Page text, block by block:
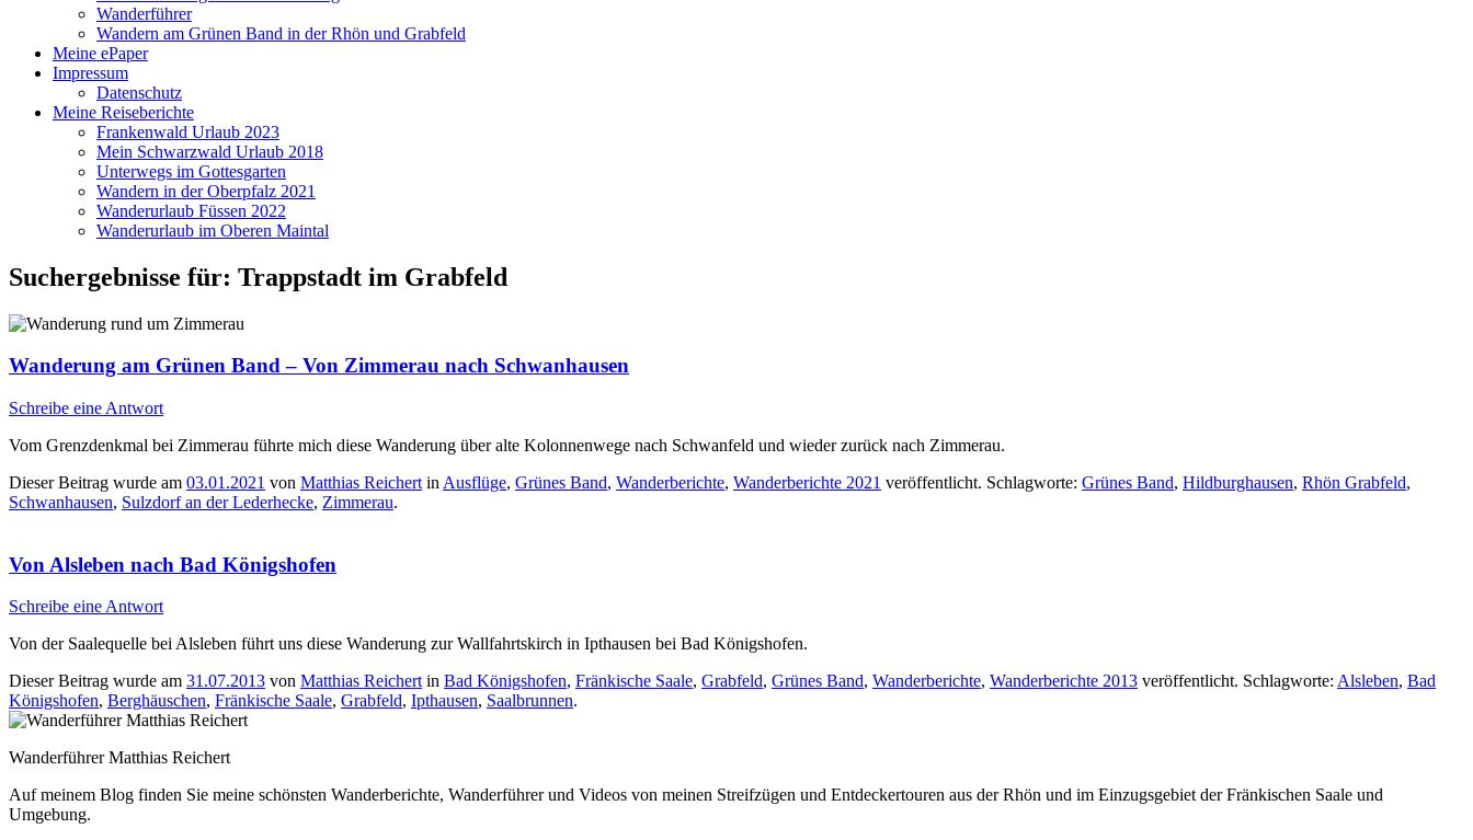
Wanderführer
Wandern am Grünen Band in der Rhön und Grabfeld
Meine ePaper
Impressum
Datenschutz
Meine Reiseberichte
Frankenwald Urlaub 2023
Mein Schwarzwald Urlaub 2018
Unterwegs im Gottesgarten
Wandern in der Oberpfalz 2021
Wanderurlaub Füssen 2022
Wanderurlaub im Oberen Maintal
Suchergebnisse für: Trappstadt im Grabfeld
Wanderung am Grünen Band – Von Zimmerau nach Schwanhausen
Schreibe eine Antwort
Vom Grenzdenkmal bei Zimmerau führte mich diese Wanderung über alte Kolonnenwege nach Schwanfeld und wieder zurück nach Zimmerau.
Dieser Beitrag wurde am 03.01.2021 von Matthias Reichert in Ausflüge, Grünes Band, Wanderberichte, Wanderberichte 2021 veröffentlicht. Schlagworte: Grünes Band, Hildburghausen, Rhön Grabfeld,
Schwanhausen, Sulzdorf an der Lederhecke, Zimmerau.
Von Alsleben nach Bad Königshofen
Schreibe eine Antwort
Von der Saalequelle bei Alsleben führt uns diese Wanderung zur Wallfahrtskirch in Ipthausen bei Bad Königshofen.
Dieser Beitrag wurde am 31.07.2013 von Matthias Reichertin Bad Königshofen, Fränkische Saale, Grabfeld, Grünes Band, Wanderberichte, Wanderberichte 2013 veröffentlicht. Schlagworte: Alsleben, Bad
Königshofen, Berghäuschen, Fränkische Saale, Grabfeld, Ipthausen, Saalbrunnen.
Wanderführer Matthias Reichert
Auf meinem Blog finden Sie meine schönsten Wanderberichte, Wanderführer und Videos von meinen Streifzügen und Entdeckertouren aus der Rhön und im Einzugsgebiet der Fränkischen Saale und
Umgebung.